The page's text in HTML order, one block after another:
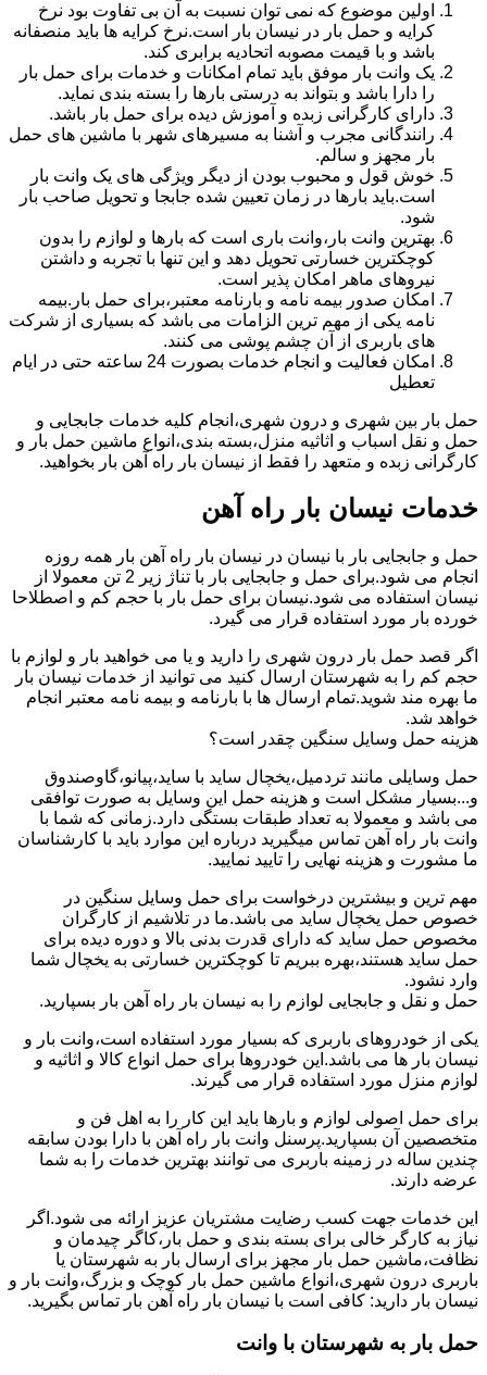
اولین موضوع که نمی توان نسبت به آن بی تفاوت بود نرخ
کرایه و حمل بار در نیسان بار است.نرخ کرایه ها باید منصفانه
باشد و با قیمت مصوبه اتحادیه برابری کند.
یک وانت بار موفق باید تمام امکانات و خدمات برای حمل بار
را دارا باشد و بتواند به درستی بارها را بسته بندی نماید.
دارای کارگرانی زبده و آموزش دیده برای حمل بار باشد.
رانندگانی مجرب و آشنا به مسیرهای شهر با ماشین های حمل
بار مجهز و سالم.
خوش قول و محبوب بودن از دیگر ویژگی های یک وانت بار
است.باید بارها در زمان تعیین شده جابجا و تحویل صاحب بار
شود.
بهترین وانت بار،وانت باری است که بارها و لوازم را بدون
کوچکترین خسارتی تحویل دهد و این تنها با تجربه و داشتن
نیروهای ماهر امکان پذیر است.
امکان صدور بیمه نامه و بارنامه معتبر،برای حمل بار.بیمه
نامه یکی از مهم ترین الزامات می باشد که بسیاری از شرکت
های باربری از آن چشم پوشی می کنند.
امکان فعالیت و انجام خدمات بصورت 24 ساعته حتی در ایام
تعطیل
حمل بار بین شهری و درون شهری،انجام کلیه خدمات جابجایی و
حمل و نقل اسباب و اثاثیه منزل،بسته بندی،انواع ماشین حمل بار و
کارگرانی زبده و متعهد را فقط از نیسان بار راه آهن بار بخواهید.
خدمات نیسان بار راه آهن
حمل و جابجایی بار با نیسان در نیسان بار راه آهن بار همه روزه
انجام می شود.برای حمل و جابجایی بار با تناژ زیر 2 تن معمولا از
نیسان استفاده می شود.نیسان برای حمل بار با حجم کم و اصطلاحا
خورده بار مورد استفاده قرار می گیرد.
اگر قصد حمل بار درون شهری را دارید و یا می خواهید بار و لوازم با
حجم کم را به شهرستان ارسال کنید می توانید از خدمات نیسان بار
ما بهره مند شوید.تمام ارسال ها با بارنامه و بیمه نامه معتبر انجام
خواهد شد.
هزینه حمل وسایل سنگین چقدر است؟
حمل وسایلی مانند تردمیل،یخچال ساید با ساید،پیانو،گاوصندوق
و...بسیار مشکل است و هزینه حمل این وسایل به صورت توافقی
می باشد و معمولا به تعداد طبقات بستگی دارد.زمانی که شما با
وانت بار راه آهن تماس میگیرید درباره این موارد باید با کارشناسان
ما مشورت و هزینه نهایی را تایید نمایید.
مهم ترین و بیشترین درخواست برای حمل وسایل سنگین در
خصوص حمل یخچال ساید می باشد.ما در تلاشیم از کارگران
مخصوص حمل ساید که دارای قدرت بدنی بالا و دوره دیده برای
حمل ساید هستند،بهره ببریم تا کوچکترین خسارتی به یخچال شما
وارد نشود.
حمل و نقل و جابجایی لوازم را به نیسان بار راه آهن بار بسپارید.
یکی از خودروهای باربری که بسیار مورد استفاده است،وانت بار و
نیسان بار ها می باشد.این خودروها برای حمل انواع کالا و اثاثیه و
لوازم منزل مورد استفاده قرار می گیرند.
برای حمل اصولی لوازم و بارها باید این کار را به اهل فن و
متخصصین آن بسپارید.پرسنل وانت بار راه آهن با دارا بودن سابقه
چندین ساله در زمینه باربری می توانند بهترین خدمات را به شما
عرضه دارند.
این خدمات جهت کسب رضایت مشتریان عزیز ارائه می شود.اگر
نیاز به کارگر خالی برای بسته بندی و حمل بار،کاگر چیدمان و
نظافت،ماشین حمل بار مجهز برای ارسال بار به شهرستان یا
باربری درون شهری،انواع ماشین حمل بار کوچک و بزرگ،وانت بار و
نیسان بار دارید: کافی است با نیسان بار راه آهن بار تماس بگیرید.
حمل بار به شهرستان با وانت